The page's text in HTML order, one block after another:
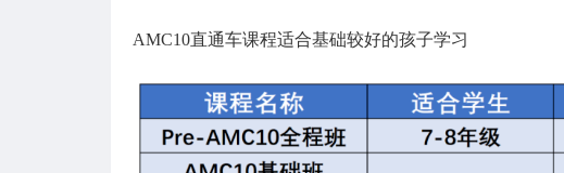
AMC10直通车课程适合基础较好的孩子学习